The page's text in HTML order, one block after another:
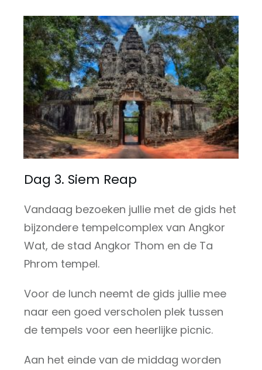
Dag 3. Siem Reap
Vandaag bezoeken jullie met de gids het
bijzondere tempelcomplex van Angkor
Wat, de stad Angkor Thom en de Ta
Phrom tempel.
Voor de lunch neemt de gids jullie mee
naar een goed verscholen plek tussen
de tempels voor een heerlijke picnic.
Aan het einde van de middag worden